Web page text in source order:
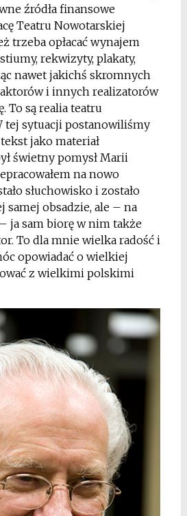
źródła finansowe
Teatru Nowotarskiej
trzeba opłacać wynajem
rekwizyty, plakaty,
nawet jakichś skromnych
i innych realizatorów
To są realia teatru
tej sytuacji postanowiliśmy
jako materiał
świetny pomysł Marii
na nowo
słuchowisko i zostało
samej obsadzie, ale – na
ja sam biorę w nim także
To dla mnie wielka radość i
opowiadać o wielkiej
z wielkimi polskimi